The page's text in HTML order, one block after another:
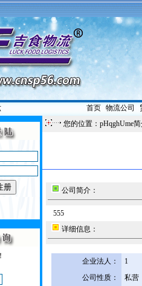
首页| 物流公司
您的位置：pHqghUme
公司简介：
555
详细信息：
企业法人：
1
公司性质：
私营